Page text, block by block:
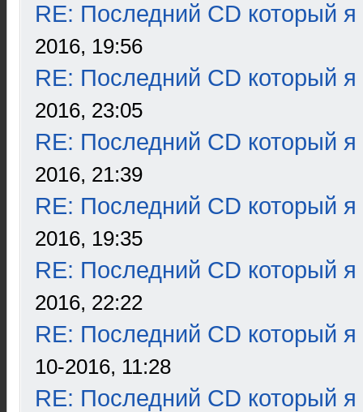
RE: Последний CD который я
2016, 19:56
RE: Последний CD который я
2016, 23:05
RE: Последний CD который я
2016, 21:39
RE: Последний CD который я
2016, 19:35
RE: Последний CD который я
2016, 22:22
RE: Последний CD который я
10-2016, 11:28
RE: Последний CD который я